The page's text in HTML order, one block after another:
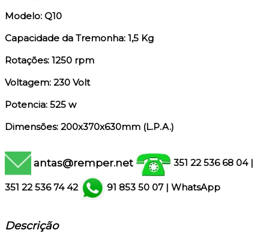
Modelo: Q10
Capacidade da Tremonha: 1,5 Kg
Rotações: 1250 rpm
Voltagem: 230 Volt
Potencia: 525 w
Dimensões: 200x370x630mm (L.P.A.)
antas@remper.net 351 22 536 68 04 |
351 22 536 74 42 91 853 50 07 | WhatsApp
Descrição